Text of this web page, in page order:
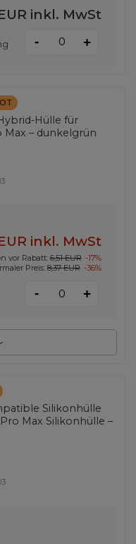
inkl. MwSt
- +
Hülle für
Max – dunkelgrün
inkl. MwSt
vor Rabatt: 6,51 EUR -17%
Preis: 8,37 EUR -36%
- +
Silikonhülle
Max Silikonhülle –